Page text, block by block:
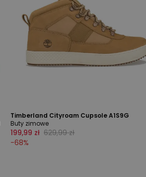
Timberland Cityroam Cupsole A1S9G
Buty zimowe
199,99 zł 629,99 zł
-68%